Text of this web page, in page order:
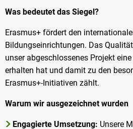
Was bedeutet das Siegel?
Erasmus+ fördert den
Bildungseinrichtungen. Das
unser abgeschlossenes Projekt eine
erhalten hat und damit zu den
Erasmus+-Initiativen zählt.
Warum wir ausgezeichnet wurden
Engagierte Umsetzung: Unsere